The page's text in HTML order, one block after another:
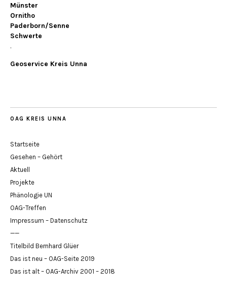
Münster
Ornitho
Paderborn/Senne
Schwerte
.
Geoservice Kreis Unna
OAG KREIS UNNA
Startseite
Gesehen – Gehört
Aktuell
Projekte
Phänologie UN
OAG-Treffen
Impressum – Datenschutz
——
Titelbild Bernhard Glüer
Das ist neu – OAG-Seite 2019
Das ist alt – OAG-Archiv 2001 – 2018